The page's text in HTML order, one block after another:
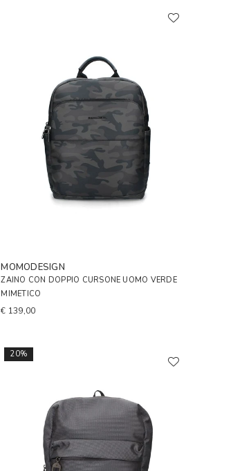
MOMODESIGN
ZAINO CON DOPPIO CURSONE UOMO VERDE
MIMETICO
€ 139,00
20%